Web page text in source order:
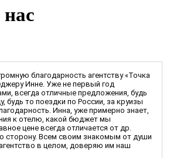
благодарность агентству «Точка
Инне. Уже не первый год
всегда отличные предложения, будь
будь то поездки по России, за круизы
Инна, уже примерно знает,
к отелю, какой бюджет мы
цене всегда отличается от др.
сторону. Всем своим знакомым от души
в целом, доверяю им наш